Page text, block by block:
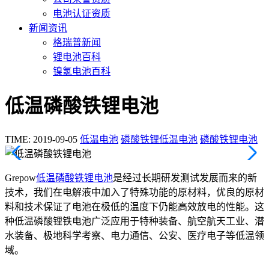
电池认证资质
新闻资讯
格瑞普新闻
锂电池百科
镍氢电池百科
低温磷酸铁锂电池
TIME: 2019-09-05 低温电池 磷酸铁锂低温电池 磷酸铁锂电池
Grepow低温磷酸铁锂电池是经过长期研发测试发展而来的新
技术，我们在电解液中加入了特殊功能的原材料，优良的原材
料和技术保证了电池在极低的温度下仍能高效放电的性能。这
种低温磷酸锂铁电池广泛应用于特种装备、航空航天工业、潜
水装备、极地科学考察、电力通信、公安、医疗电子等低温领
域。